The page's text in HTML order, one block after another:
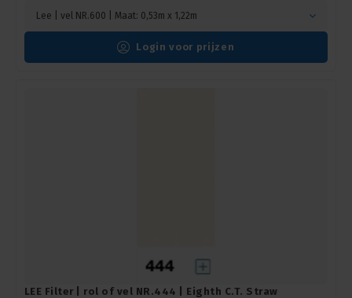
Lee | vel NR.600 | Maat: 0,53m x 1,22m
Login voor prijzen
LEE Filter | rol of vel NR.444 | Eighth C.T. Straw